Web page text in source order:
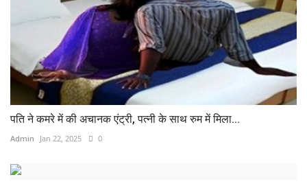
पति ने कमरे में की अचानक एंट्री, पत्नी के साथ रुम में मिला...
Admin Jan 22, 2025 0